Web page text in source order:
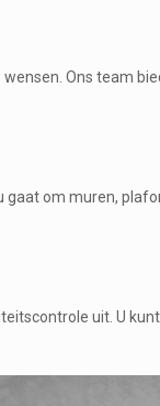
Ons team
om muren,
uit. U